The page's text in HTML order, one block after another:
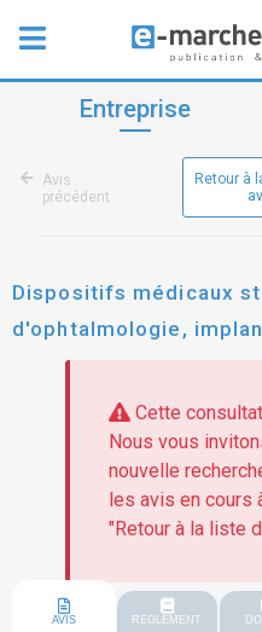
Entreprise
Avis
précédent
Retour à
Dispositifs médicaux
d'ophtalmologie,
groupement régional
nouvelle aquitaine
Cette
Nous vous
nouvelle
les avis en cours
"Retour à la liste
AVIS REGLEMENT